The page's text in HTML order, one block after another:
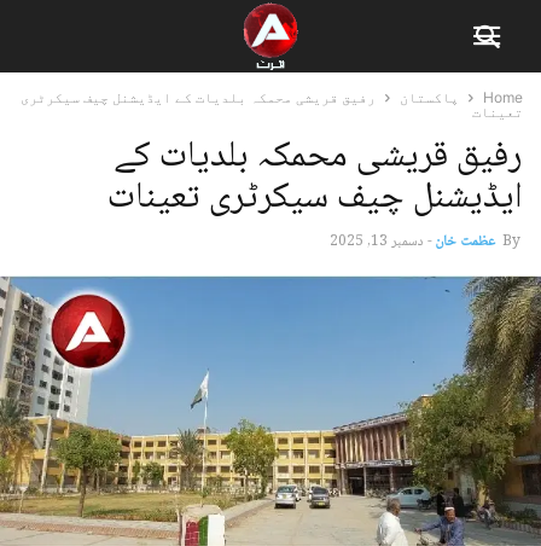
Home پاکستان
رفیق قریشی محمکہ بلدیات کے ایڈیشنل چیف سیکرٹری
تعینات
رفیق قریشی محمکہ بلدیات کے
ایڈیشنل چیف سیکرٹری تعینات
By عظمت خان-دسمبر 13, 2025